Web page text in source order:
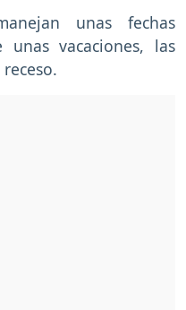
unas fechas
unas vacaciones, las